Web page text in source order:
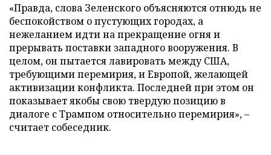
«Правда, слова Зеленского объясняются отнюдь не
беспокойством о пустующих городах, а
нежеланием идти на прекращение огня и
прерывать поставки западного вооружения. В
целом, он пытается лавировать между США,
требующими перемирия, и Европой, желающей
активизации конфликта. Последней при этом он
показывает якобы свою твердую позицию в
диалоге с Трампом относительно перемирия», –
считает собеседник.